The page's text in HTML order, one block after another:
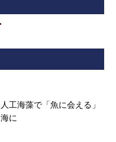
人工海藻で「魚に会える」
海に